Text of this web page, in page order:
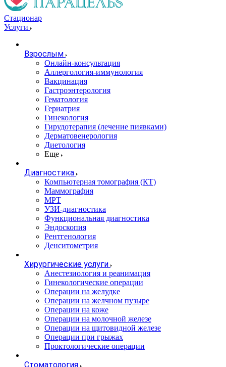
Стационар
Услуги
Взрослым
Онлайн-консультация
Аллергология-иммунология
Вакцинация
Гастроэнтерология
Гематология
Гериатрия
Гинекология
Гирудотерапия (лечение пиявками)
Дерматовенерология
Диетология
Еще
Диагностика
Компьютерная томография (КТ)
Маммография
МРТ
УЗИ-диагностика
Функциональная диагностика
Эндоскопия
Рентгенология
Денситометрия
Хирургические услуги
Анестезиология и реанимация
Гинекологические операции
Операции на желудке
Операции на желчном пузыре
Операции на коже
Операции на молочной железе
Операции на щитовидной железе
Операции при грыжах
Проктологические операции
Стоматология